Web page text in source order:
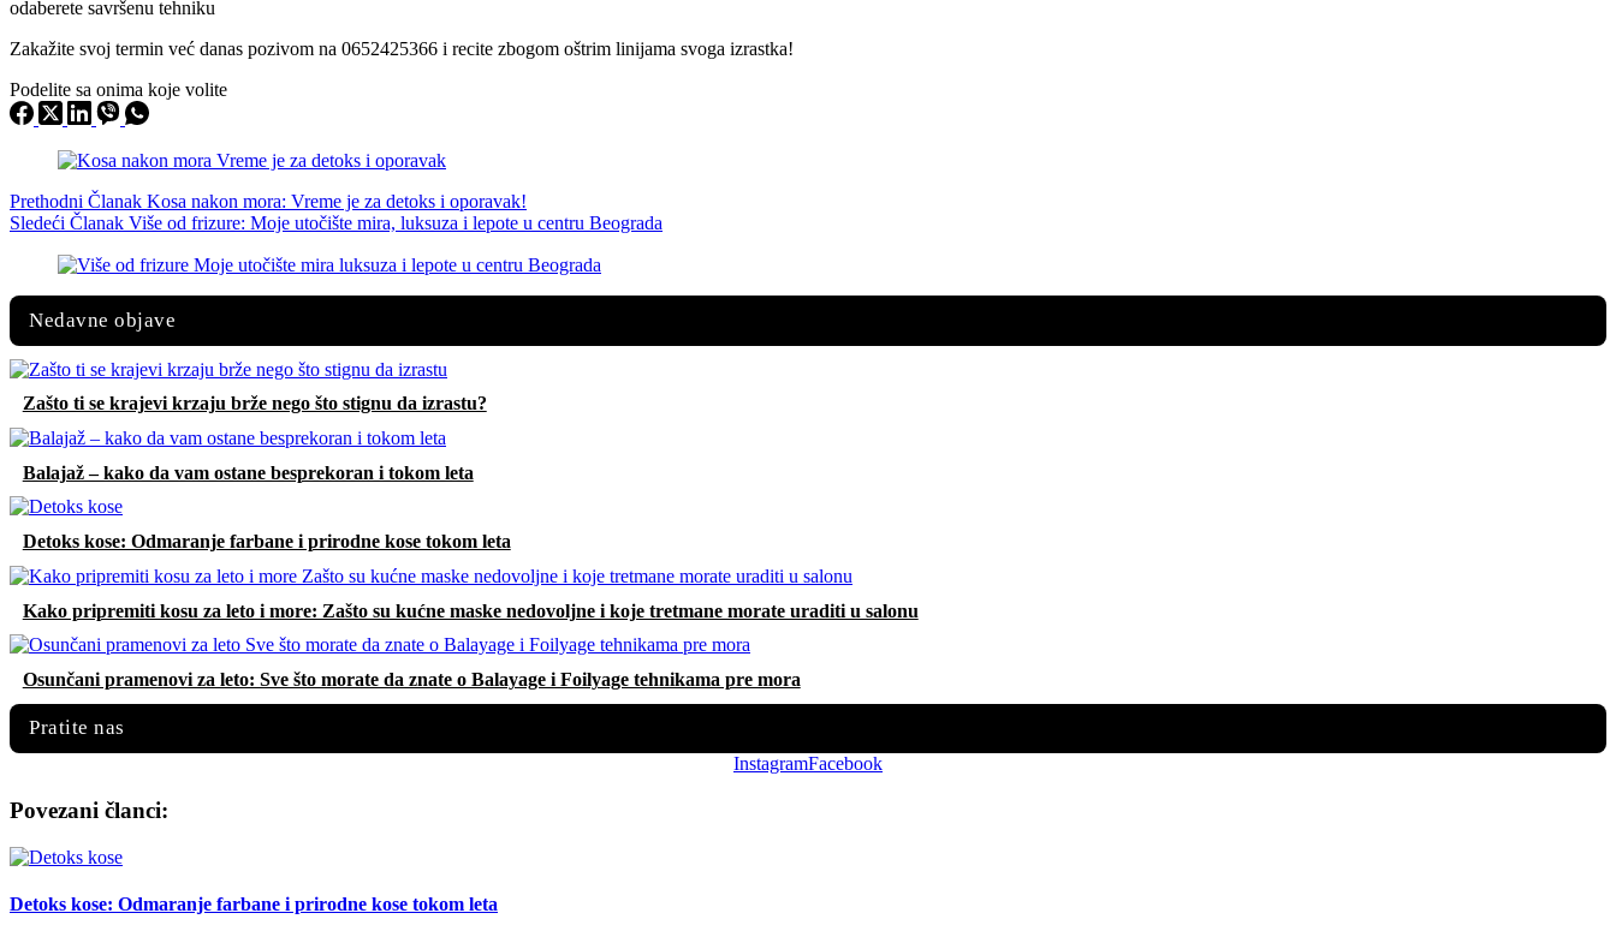
odaberete savršenu tehniku
Zakažite svoj termin već danas pozivom na 0652425366 i recite zbogom oštrim linijama svoga izrastka!
Podelite sa onima koje volite
Prethodni Članak Kosa nakon mora: Vreme je za detoks i oporavak!
Sledeći Članak Više od frizure: Moje utočište mira, luksuza i lepote u centru Beograda
Nedavne objave
Zašto ti se krajevi krzaju brže nego što stignu da izrastu?
Balajaž – kako da vam ostane besprekoran i tokom leta
Detoks kose: Odmaranje farbane i prirodne kose tokom leta
Kako pripremiti kosu za leto i more: Zašto su kućne maske nedovoljne i koje tretmane morate uraditi u salonu
Osunčani pramenovi za leto: Sve što morate da znate o Balayage i Foilyage tehnikama pre mora
Pratite nas
InstagramFacebook
Povezani članci:
Detoks kose: Odmaranje farbane i prirodne kose tokom leta